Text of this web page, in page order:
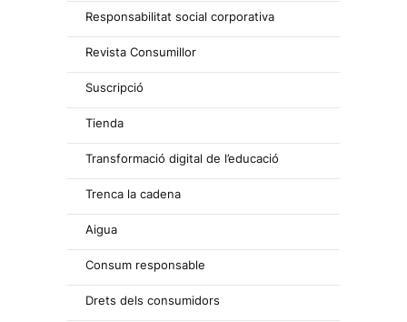
Responsabilitat social corporativa
Revista Consumillor
Suscripció
Tienda
Transformació digital de l’educació
Trenca la cadena
Aigua
Consum responsable
Drets dels consumidors